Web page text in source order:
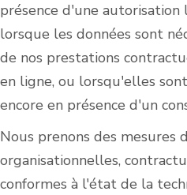
présence d'une
lorsque les données sont
de nos prestations
en ligne, ou lorsqu'elles
encore en présence d'un
Nous prenons des mesures
organisationnelles,
conformes à l'état de la